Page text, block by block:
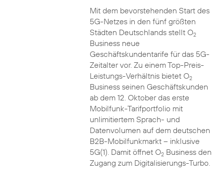
Mit dem bevorstehenden Start des
5G-Netzes in den fünf größten
Städten Deutschlands stellt O2
Business neue
Geschäftskundentarife für das 5G-
Zeitalter vor. Zu einem Top-Preis-
Leistungs-Verhältnis bietet O2
Business seinen Geschäftskunden
ab dem 12. Oktober das erste
Mobilfunk-Tarifportfolio mit
unlimitiertem Sprach- und
Datenvolumen auf dem deutschen
B2B-Mobilfunkmarkt – inklusive
5G(1). Damit öffnet O2Business den
Zugang zum Digitalisierungs-Turbo.